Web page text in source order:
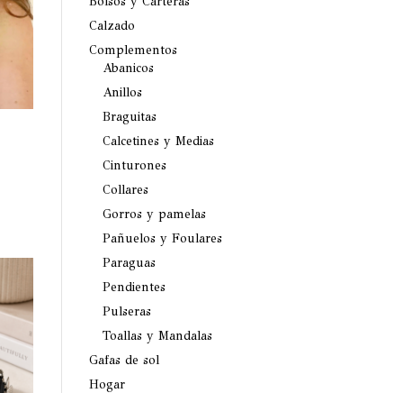
Calzado
Complementos
Abanicos
Anillos
Braguitas
Calcetines y Medias
Cinturones
Collares
Gorros y pamelas
Pañuelos y Foulares
Paraguas
Pendientes
Pulseras
Toallas y Mandalas
Gafas de sol
Hogar